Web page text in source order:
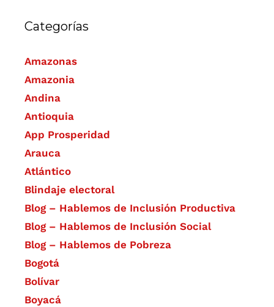
Categorías
Amazonas
Amazonia
Andina
Antioquia
App Prosperidad
Arauca
Atlántico
Blindaje electoral
Blog – Hablemos de Inclusión Productiva
Blog – Hablemos de Inclusión Social
Blog – Hablemos de Pobreza
Bogotá
Bolívar
Boyacá